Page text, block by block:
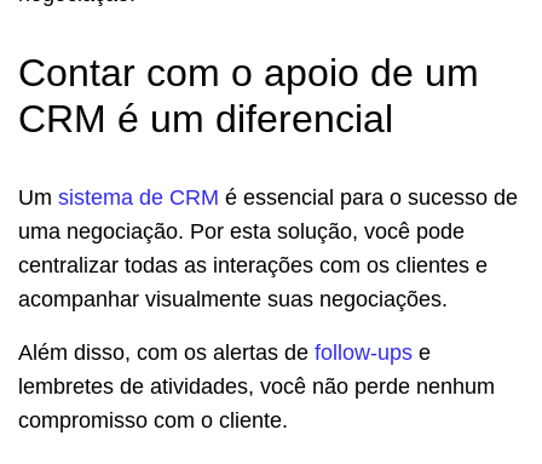
Contar com o apoio de um
CRM é um diferencial
Um sistema de CRM é essencial para o sucesso de
uma negociação. Por esta solução, você pode
centralizar todas as interações com os clientes e
acompanhar visualmente suas negociações.
Além disso, com os alertas de follow-ups e
lembretes de atividades, você não perde nenhum
compromisso com o cliente.